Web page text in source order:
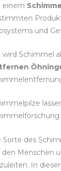
einem
und
wird Schimmel
Sorte des
den Menschen
In